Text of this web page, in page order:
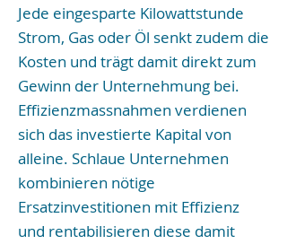
Jede eingesparte Kilowattstunde
Strom, Gas oder Öl senkt zudem die
Kosten und trägt damit direkt zum
Gewinn der Unternehmung bei.
Effizienzmassnahmen verdienen
sich das investierte Kapital von
alleine. Schlaue Unternehmen
kombinieren nötige
Ersatzinvestitionen mit Effizienz
und rentabilisieren diese damit